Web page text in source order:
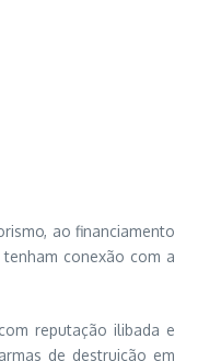
ao financiamento
conexão com a
reputação ilibada e
de destruição em